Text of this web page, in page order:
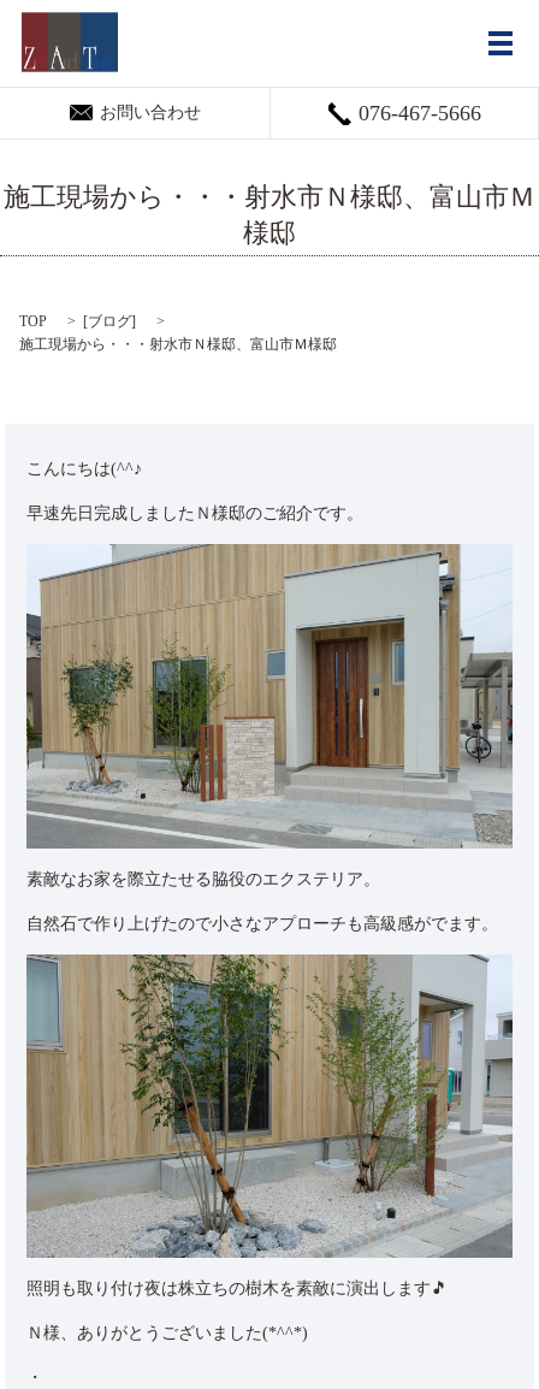
お問い合わせ 076-467-5666
メ
施工現場から・・・射水市Ｎ様邸、富山市Ｍ
様邸
TOP [ブログ]
施工現場から・・・射水市Ｎ様邸、富山市Ｍ様邸
こんにちは(^^♪
早速先日完成しましたＮ様邸のご紹介です。
素敵なお家を際立たせる脇役のエクステリア。
自然石で作り上げたので小さなアプローチも高級感がでます。
照明も取り付け夜は株立ちの樹木を素敵に演出します🎵
Ｎ様、ありがとうございました(*^^*)
・